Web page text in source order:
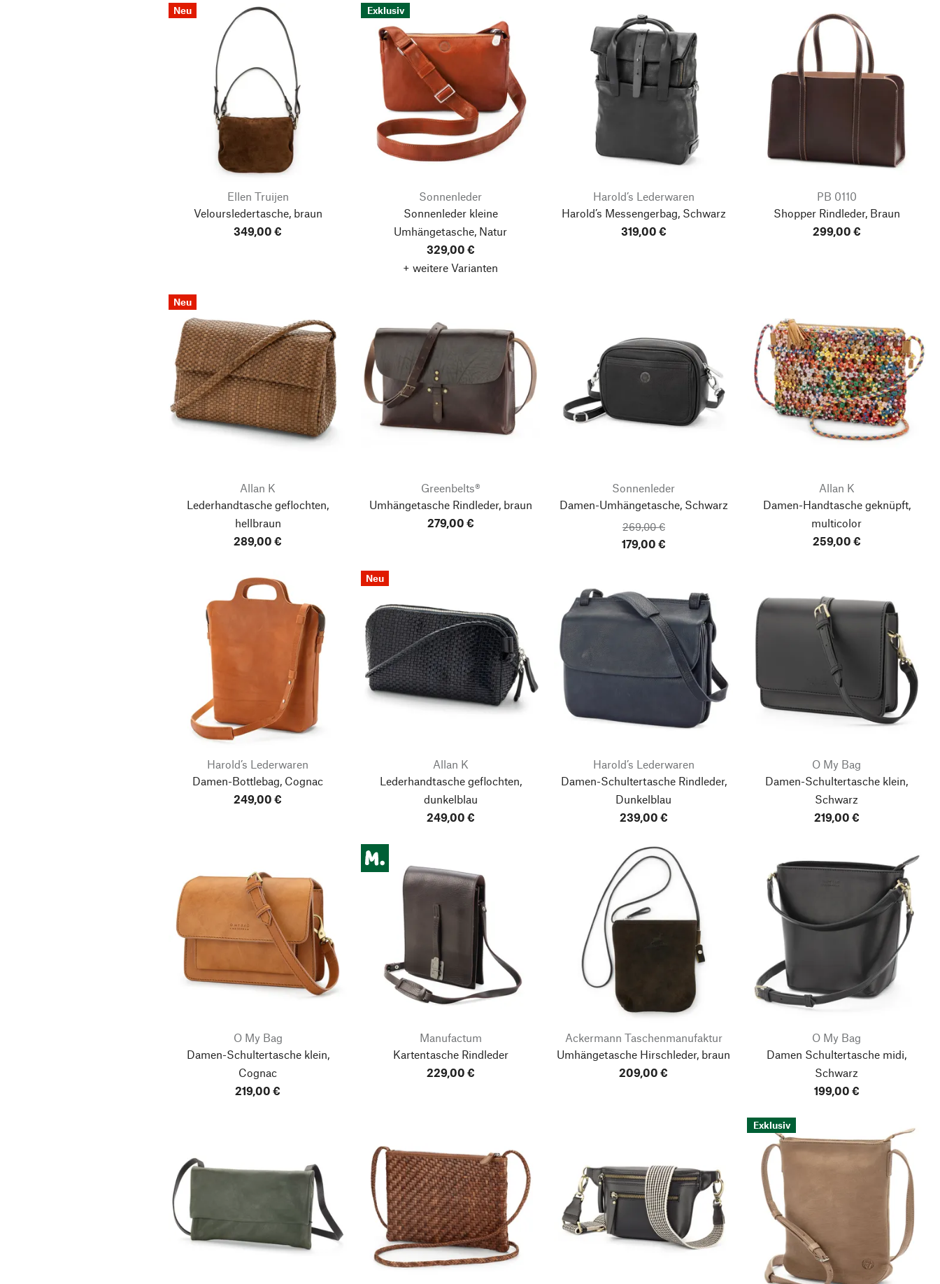
Neu
Ellen Truijen
Veloursledertasche, braun
349,00 €
Exklusiv
Sonnenleder
Sonnenleder kleine
Umhängetasche, Natur
329,00 €
+ weitere Varianten
Harold’s Lederwaren
Harold’s Messengerbag, Schwarz
319,00 €
PB 0110
Shopper Rindleder, Braun
299,00 €
Neu
Allan K
Lederhandtasche geflochten,
hellbraun
289,00 €
Greenbelts®
Umhängetasche Rindleder, braun
279,00 €
Sonnenleder
Damen-Umhängetasche, Schwarz
269,00 €
179,00 €
Allan K
Damen-Handtasche geknüpft,
multicolor
259,00 €
Harold’s Lederwaren
Damen-Bottlebag, Cognac
249,00 €
Neu
Allan K
Lederhandtasche geflochten,
dunkelblau
249,00 €
Harold’s Lederwaren
Damen-Schultertasche Rindleder,
Dunkelblau
239,00 €
O My Bag
Damen-Schultertasche klein,
Schwarz
219,00 €
O My Bag
Damen-Schultertasche klein,
Cognac
219,00 €
Manufactum
Kartentasche Rindleder
229,00 €
Ackermann Taschenmanufaktur
Umhängetasche Hirschleder, braun
209,00 €
O My Bag
Damen Schultertasche midi,
Schwarz
199,00 €
Exklusiv